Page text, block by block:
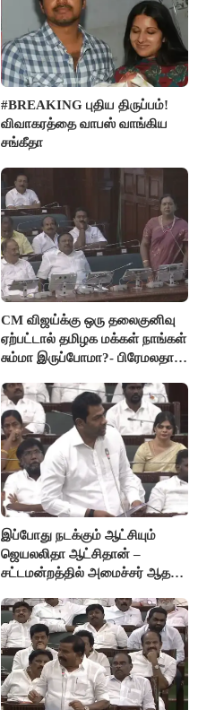
#BREAKING புதிய திருப்பம்!
விவாகரத்தை வாபஸ் வாங்கிய
சங்கீதா
CM விஜய்க்கு ஒரு தலைகுனிவு
ஏற்பட்டால் தமிழக மக்கள் நாங்கள்
சும்மா இருப்போமா?- பிரேமலதா
இப்போது நடக்கும் ஆட்சியும்
ஜெயலலிதா ஆட்சிதான் –
சட்டமன்றத்தில் அமைச்சர் ஆதவ்